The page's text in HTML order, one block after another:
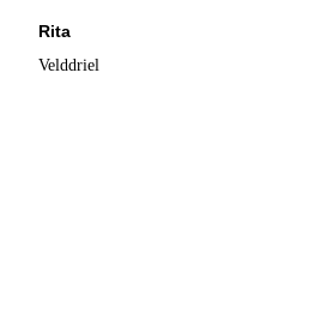
Rita
Velddriel